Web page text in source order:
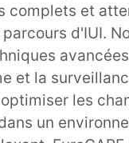
complets et
d'IUI.
et la
les
un